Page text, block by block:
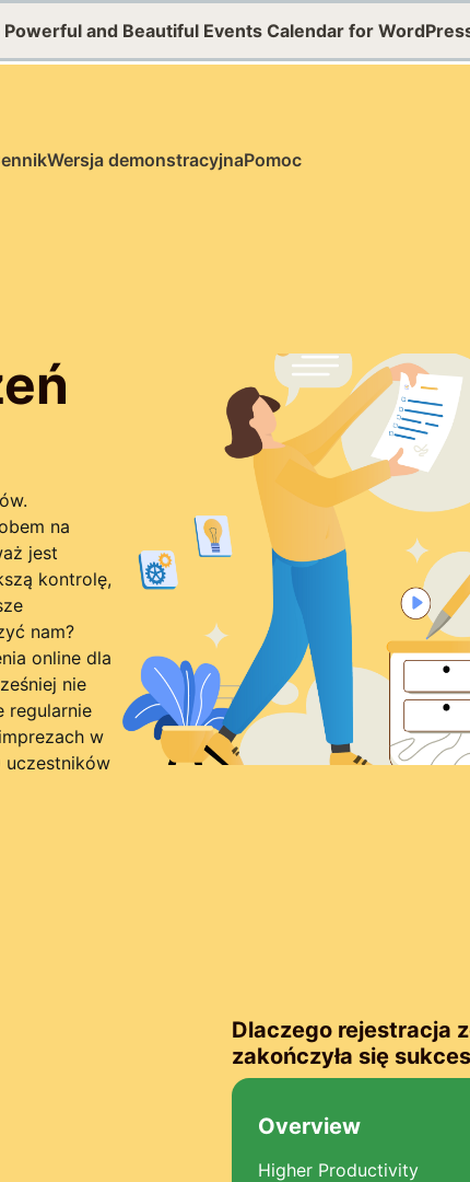
Powerful and Beautiful Events Calendar for
Wersja demonstracyjnaPomoc
na
jest
kontrolę,
nam?
online dla
nie
regularnie
w
uczestników
Dlaczego rejestracja
zakończyła się
Overview
Higher Productivity